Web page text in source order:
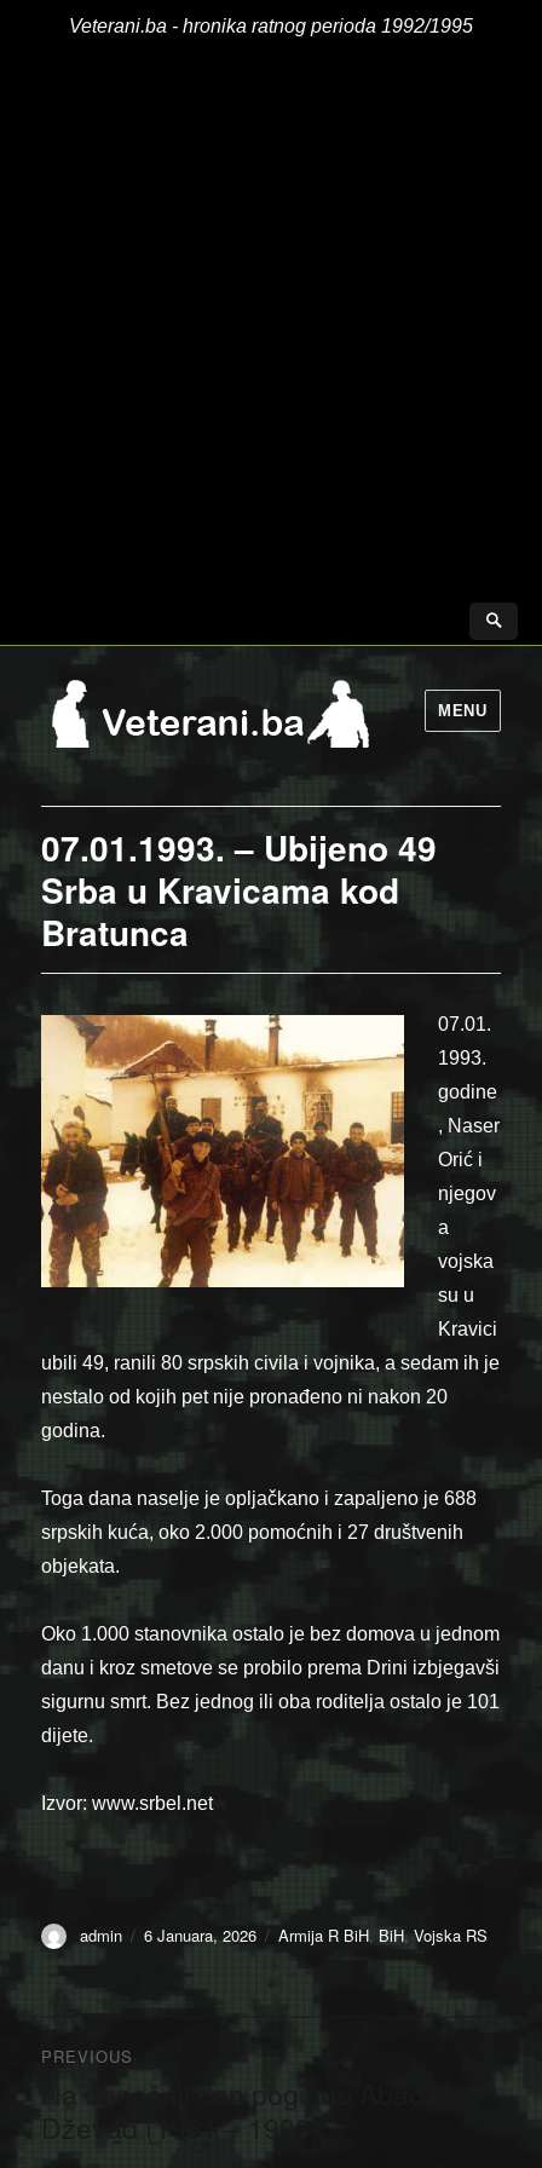
Veterani.ba - hronika ratnog perioda 1992/1995
MENU
07.01.1993. – Ubijeno 49
Srba u Kravicama kod
Bratunca
07.01.
1993.
godine
, Naser
Orić i
njegov
a
vojska
su u
Kravici
ubili 49, ranili 80 srpskih civila i vojnika, a sedam ih je
nestalo od kojih pet nije pronađeno ni nakon 20
godina.
Toga dana naselje je opljačkano i zapaljeno je 688
srpskih kuća, oko 2.000 pomoćnih i 27 društvenih
objekata.
Oko 1.000 stanovnika ostalo je bez domova u jednom
danu i kroz smetove se probilo prema Drini izbjegavši
​​sigurnu smrt. Bez jednog ili oba roditelja ostalo je 101
dijete.
Izvor: www.srbel.net
Author
admin
Posted
6 Januara, 2026 Categories
Armija R BiH BiH,Vojska RS
Navigacija
članaka
PREVIOUS
Previous
post:
Na današnji dan poginuo Abadžija
Dževad (1961 – 1993)